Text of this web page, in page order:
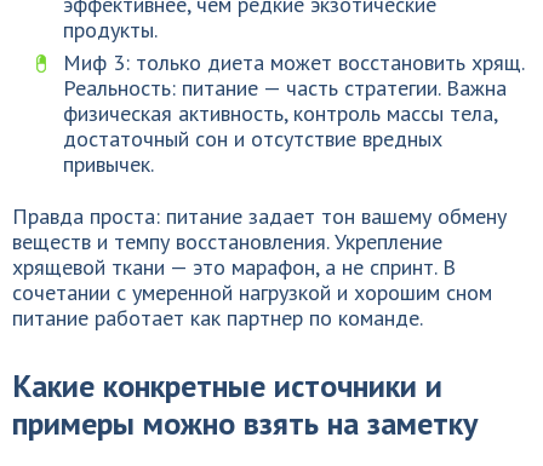
продукты.
Миф 3: только диета может восстановить хрящ.
Реальность: питание — часть стратегии. Важна
физическая активность, контроль массы тела,
достаточный сон и отсутствие вредных
привычек.
Правда проста: питание задает тон вашему обмену
веществ и темпу восстановления. Укрепление
хрящевой ткани — это марафон, а не спринт. В
сочетании с умеренной нагрузкой и хорошим сном
питание работает как партнер по команде.
Какие конкретные источники и
примеры можно взять на заметку